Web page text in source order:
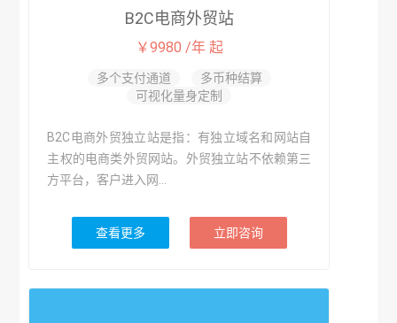
B2C电商外贸站
￥9980 /年 起
多个支付通道
多币种结算
可视化量身定制
B2C电商外贸独立站是指：有独立域名和网站自
主权的电商类外贸网站。外贸独立站不依赖第三
方平台，客户进入网...
查看更多 立即咨询